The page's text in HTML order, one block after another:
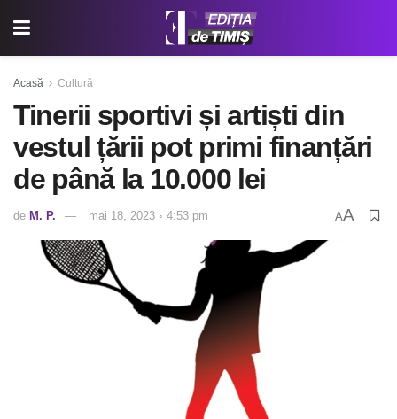
Acasă Cultură
Tinerii sportivi și artiști din
vestul țării pot primi finanțări
de până la 10.000 lei
de M. P. mai 18, 2023 ◦ 4:53 pm AA